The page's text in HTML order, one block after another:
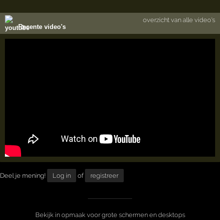
Recente video's
overzicht van alle video's
Deel je mening! Log in of registreer
Bekijk in opmaak voor grote schermen en desktops